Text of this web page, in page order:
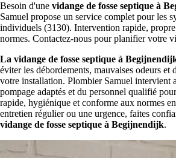
Besoin d'une vidange de fosse septique à
Samuel propose un service complet pour les
individuels (3130). Intervention rapide, propre
normes. Contactez-nous pour planifier votre
La vidange de fosse septique à
éviter les débordements, mauvaises odeurs et
votre installation. Plombier Samuel intervient
pompage adaptés et du personnel qualifié
rapide, hygiénique et conforme aux normes
entretien régulier ou une urgence, faites
vidange de fosse septique à Begijnendijk.